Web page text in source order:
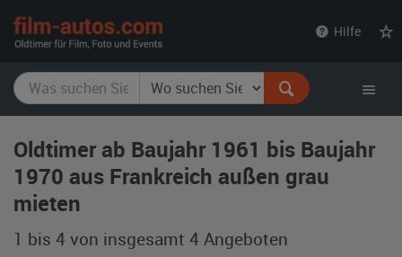
Hilfe
Oldtimer ab Baujahr 1961 bis Baujahr
1970 aus Frankreich außen grau
mieten
1 bis 4 von insgesamt 4 Angeboten